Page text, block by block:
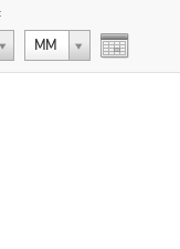
Canada
MM